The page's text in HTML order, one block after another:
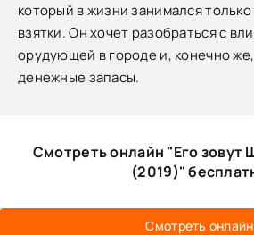
который в жизни занимался
взятки. Он хочет разобраться с
орудующей в городе и, конечно
денежные запасы.
Смотреть онлайн "Его зовут
(2019)"
Смотреть онлайн